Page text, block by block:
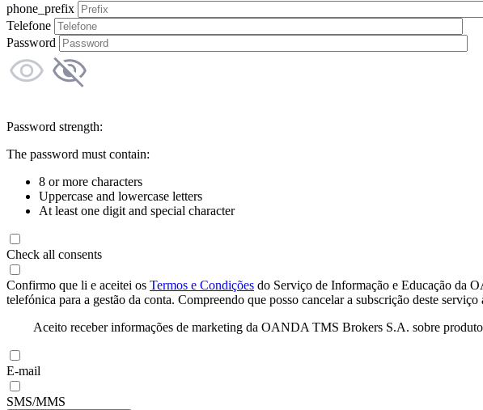
phone_prefix
Telefone
Password
Password strength:
The password must contain:
8 or more characters
Uppercase and lowercase letters
At least one digit and special character
Check all consents
Confirmo que li e aceitei os Termos e Condições do Serviço de Informação e Educação da
telefónica para a gestão da conta. Compreendo que posso cancelar a subscrição deste
Aceito receber informações de marketing da OANDA TMS Brokers S.A. sobre
E-mail
SMS/MMS